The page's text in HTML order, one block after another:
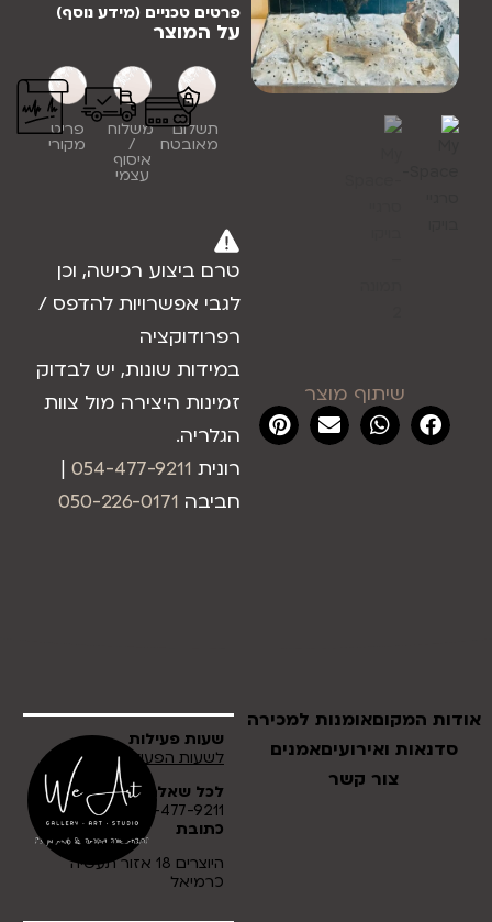
שיתוף מוצר
פרטים טכניים (מידע נוסף)
על המוצר
תשלום
מאובטח
משלוח
/
איסוף
עצמי
פריט
מקורי
טרם ביצוע רכישה, וכן
לגבי אפשרויות להדפס /
רפרודוקציה
במידות שונות, יש לבדוק
זמינות היצירה מול צוות
הגלריה.
רונית 054-477-9211
|
חביבה 050-226-0171
שעות פעילות
לשעות הפעילות לחץ כאן
לכל שאלה
054-477-9211
כתובת
היוצרים 18 אזור תעשיה
כרמיאל
אודות המקוםאומנות למכירה
סדנאות ואירועיםאמנים
צור קשר